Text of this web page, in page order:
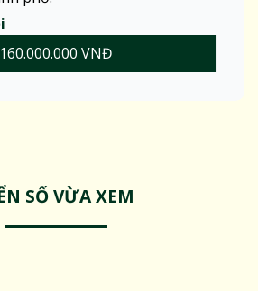
160.000.000 VNĐ
SỐ VỪA XEM